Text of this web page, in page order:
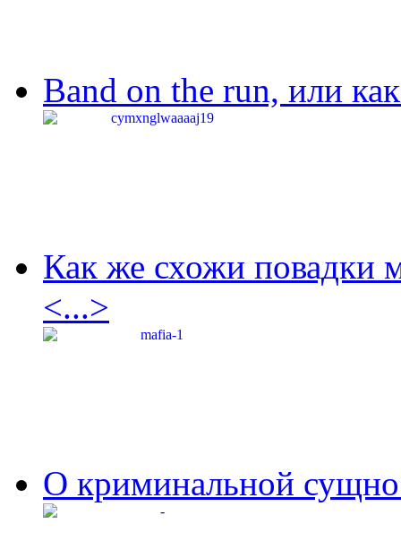
Band on the run, или
Как же схожи повадки
<...>
О криминальной